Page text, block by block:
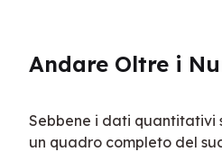
Andare Oltre i
Sebbene i dati quantitativi
un quadro completo del